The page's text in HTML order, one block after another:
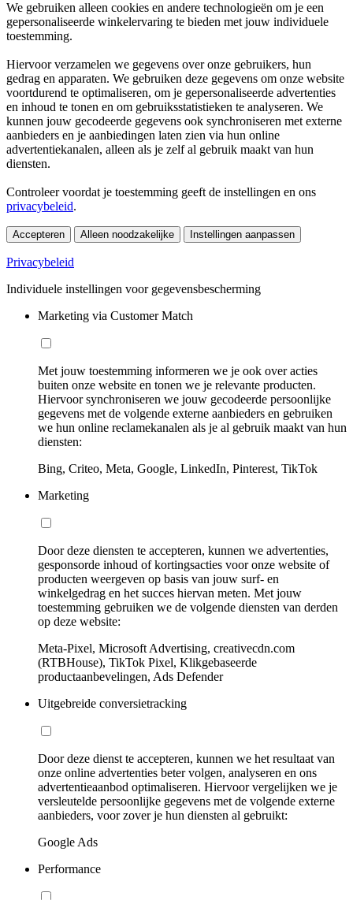
We gebruiken alleen cookies en andere technologieën om je een
gepersonaliseerde winkelervaring te bieden met jouw individuele
toestemming.
Hiervoor verzamelen we gegevens over onze gebruikers, hun
gedrag en apparaten. We gebruiken deze gegevens om onze website
voortdurend te optimaliseren, om je gepersonaliseerde advertenties
en inhoud te tonen en om gebruiksstatistieken te analyseren. We
kunnen jouw gecodeerde gegevens ook synchroniseren met externe
aanbieders en je aanbiedingen laten zien via hun online
advertentiekanalen, alleen als je zelf al gebruik maakt van hun
diensten.
Controleer voordat je toestemming geeft de instellingen en ons
privacybeleid.
Accepteren Alleen noodzakelijke Instellingen aanpassen
Privacybeleid
Individuele instellingen voor gegevensbescherming
Marketing via Customer Match
Met jouw toestemming informeren we je ook over acties
buiten onze website en tonen we je relevante producten.
Hiervoor synchroniseren we jouw gecodeerde persoonlijke
gegevens met de volgende externe aanbieders en gebruiken
we hun online reclamekanalen als je al gebruik maakt van hun
diensten:
Bing, Criteo, Meta, Google, LinkedIn, Pinterest, TikTok
Marketing
Door deze diensten te accepteren, kunnen we advertenties,
gesponsorde inhoud of kortingsacties voor onze website of
producten weergeven op basis van jouw surf- en
winkelgedrag en het succes hiervan meten. Met jouw
toestemming gebruiken we de volgende diensten van derden
op deze website:
Meta-Pixel, Microsoft Advertising, creativecdn.com
(RTBHouse), TikTok Pixel, Klikgebaseerde
productaanbevelingen, Ads Defender
Uitgebreide conversietracking
Door deze dienst te accepteren, kunnen we het resultaat van
onze online advertenties beter volgen, analyseren en ons
advertentieaanbod optimaliseren. Hiervoor vergelijken we je
versleutelde persoonlijke gegevens met de volgende externe
aanbieders, voor zover je hun diensten al gebruikt:
Google Ads
Performance